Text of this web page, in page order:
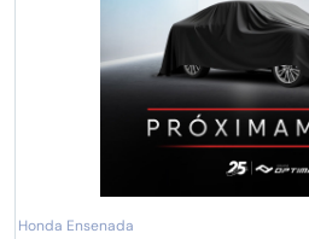
Honda Ensenada